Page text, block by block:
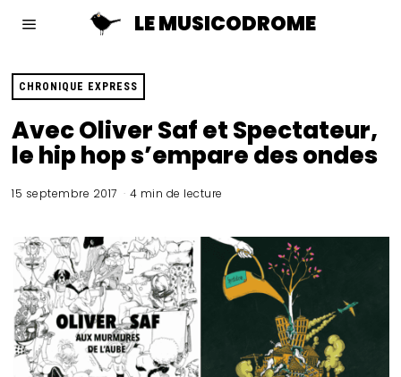
LE MUSICODROME
CHRONIQUE EXPRESS
Avec Oliver Saf et Spectateur,
le hip hop s’empare des ondes
15 septembre 2017 4 min de lecture